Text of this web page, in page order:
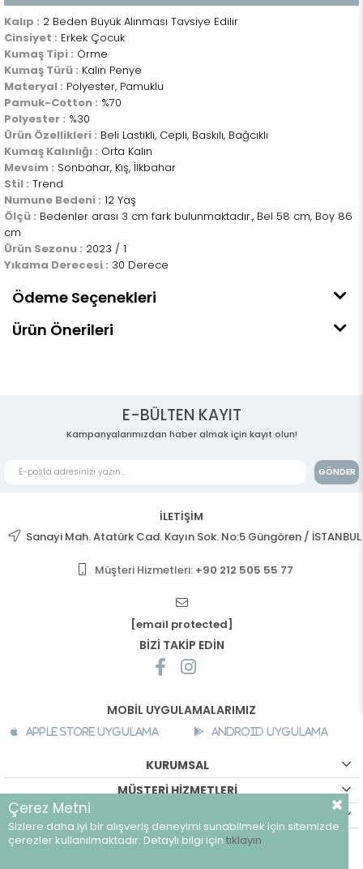
Kalıp : 2 Beden Büyük Alınması Tavsiye Edilir
Cinsiyet : Erkek Çocuk
Kumaş Tipi : Örme
Kumaş Türü : Kalın Penye
Materyal : Polyester, Pamuklu
Pamuk-Cotton : %70
Polyester : %30
Ürün Özellikleri : Beli Lastikli, Cepli, Baskılı, Bağcıklı
Kumaş Kalınlığı : Orta Kalın
Mevsim : Sonbahar, Kış, İlkbahar
Stil : Trend
Numune Bedeni : 12 Yaş
Ölçü : Bedenler arası 3 cm fark bulunmaktadır., Bel 58 cm, Boy 86
cm
Ürün Sezonu : 2023 / 1
Yıkama Derecesi : 30 Derece
Ödeme Seçenekleri
Ürün Önerileri
E-BÜLTEN KAYIT
Kampanyalarımızdan haber almak için kayıt olun!
GÖNDER
İLETİŞİM
Sanayi Mah. Atatürk Cad. Kayın Sok. No:5 Güngören / İSTANBUL
Müşteri Hizmetleri: +90 212 505 55 77
[email protected]
BİZİ TAKİP EDİN
MOBİL UYGULAMALARIMIZ
Apple Store Uygulama Android Uygulama
KURUMSAL
MÜŞTERİ HİZMETLERİ
©breeze.com.tr - Tüm hakları saklıdır.
Çerez Metni
Sizlere daha iyi bir alışveriş deneyimi sunabilmek için sitemizde
çerezler kullanılmaktadır. Detaylı bilgi için tıklayın